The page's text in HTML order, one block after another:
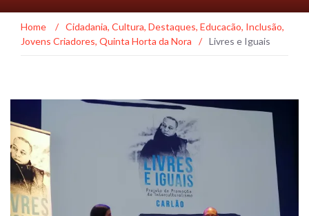
Home / Cidadania, Cultura, Destaques, Educacão, Inclusão,
Jovens Criadores, Quinta Horta da Nora / Livres e Iguais